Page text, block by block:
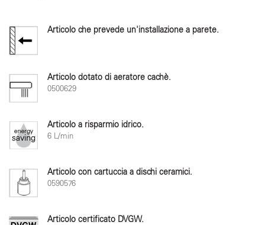
Articolo che prevede un'installazione a parete.
Articolo dotato di aeratore cachè.
0500629
Articolo a risparmio idrico.
6 L/min
Articolo con cartuccia a dischi ceramici.
0590576
Articolo certificato DVGW.